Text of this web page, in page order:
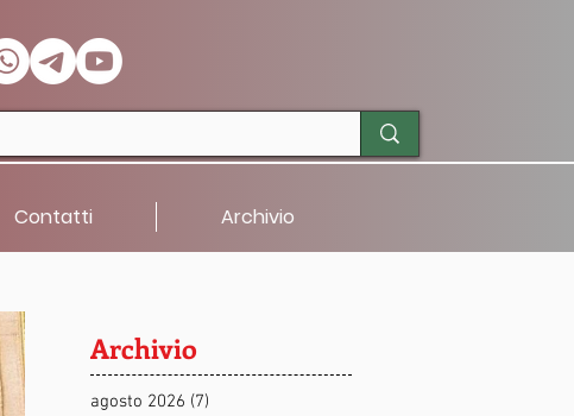
Contatti Archivio
Archivio
agosto 2026 (7)